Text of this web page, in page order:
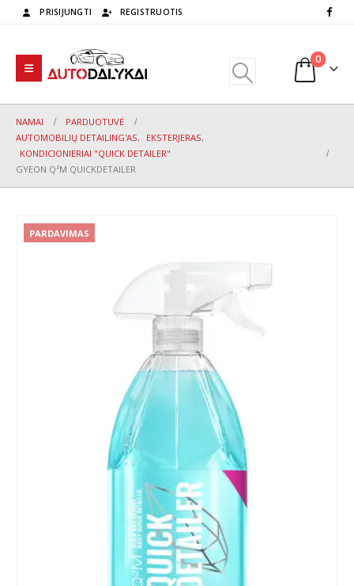
PRISIJUNGTI REGISTRUOTIS
0
NAMAI
PARDUOTUVĖ
AUTOMOBILIŲ DETAILING'AS, EKSTERJERAS,
KONDICIONIERIAI "QUICK DETAILER"
GYEON Q²M QUICKDETAILER
PARDAVIMAS